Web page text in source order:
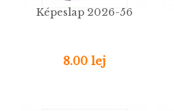
Képeslap 2026-56
8.00 lej